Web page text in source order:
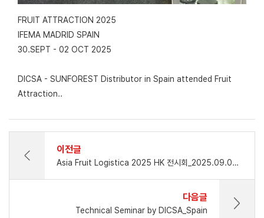
FRUIT ATTRACTION 2025
IFEMA MADRID SPAIN
30.SEPT - 02 OCT 2025
DICSA - SUNFOREST Distributor in Spain attended Fruit
Attraction..
이전글
Asia Fruit Logistica 2025 HK 전시회_2025.09.03 - 09.05
다음글
Technical Seminar by DICSA_Spain